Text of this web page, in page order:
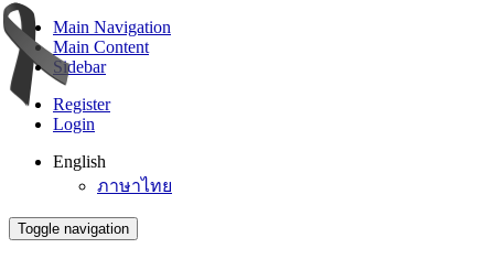
Main Navigation
Main Content
Sidebar
Register
Login
English
ภาษาไทย
Toggle navigation